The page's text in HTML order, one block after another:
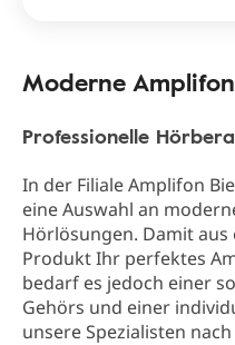
Moderne
Professionelle
In der Filiale Amplifon
eine Auswahl an
Hörlösungen. Damit
Produkt Ihr perfektes
bedarf es jedoch einer
Gehörs und einer
unsere Spezialisten